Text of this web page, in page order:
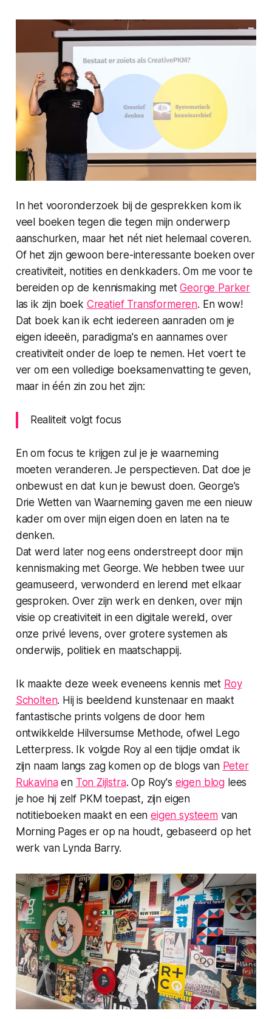
In het vooronderzoek bij de gesprekken kom ik
veel boeken tegen die tegen mijn onderwerp
aanschurken, maar het nét niet helemaal coveren.
Of het zijn gewoon bere-interessante boeken over
creativiteit, notities en denkkaders. Om me voor te
bereiden op de kennismaking metGeorge Parker
las ik zijn boek Creatief Transformeren. En wow!
Dat boek kan ik echt iedereen aanraden om je
eigen ideeën, paradigma's en aannames over
creativiteit onder de loep te nemen. Het voert te
ver om een volledige boeksamenvatting te geven,
maar in één zin zou het zijn:
Realiteit volgt focus
En om focus te krijgen zul je je waarneming
moeten veranderen. Je perspectieven. Dat doe je
onbewust en dat kun je bewust doen. George's
Drie Wetten van Waarneming gaven me een nieuw
kader om over mijn eigen doen en laten na te
denken.
Dat werd later nog eens onderstreept door mijn
kennismaking met George. We hebben twee uur
geamuseerd, verwonderd en lerend met elkaar
gesproken. Over zijn werk en denken, over mijn
visie op creativiteit in een digitale wereld, over
onze privé levens, over grotere systemen als
onderwijs, politiek en maatschappij.
Ik maakte deze week eveneens kennis met Roy
Scholten. Hij is beeldend kunstenaar en maakt
fantastische prints volgens de door hem
ontwikkelde Hilversumse Methode, ofwel Lego
Letterpress. Ik volgde Roy al een tijdje omdat ik
zijn naam langs zag komen op de blogs van Peter
Rukavinaen Ton Zijlstra. Op Roy's eigen blog lees
je hoe hij zelf PKM toepast, zijn eigen
notitieboeken maakt en eeneigen systeemvan
Morning Pages er op na houdt, gebaseerd op het
werk van Lynda Barry.